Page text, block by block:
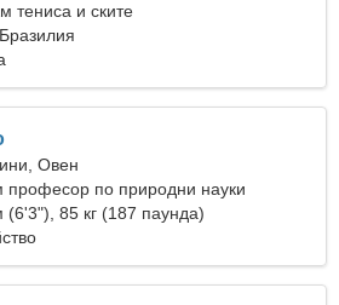
тениса и ските
Овен
професор по природни науки
(6'3"), 85 кг (187 паунда)